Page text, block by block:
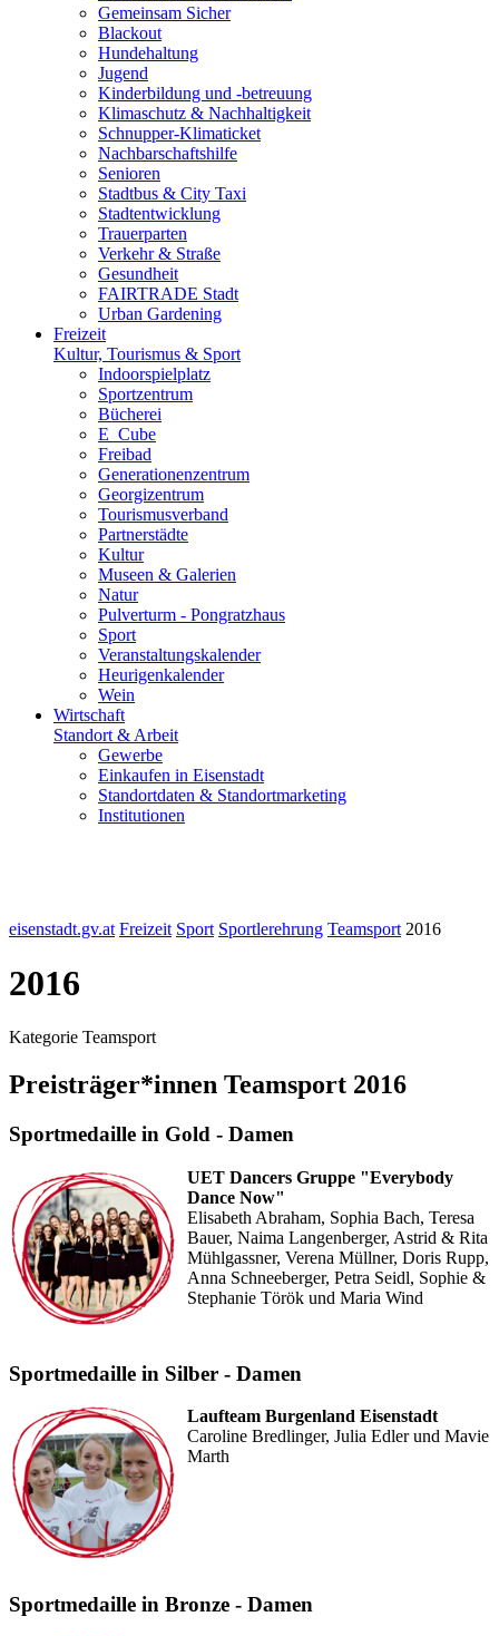
Gemeinsam Sicher
Blackout
Hundehaltung
Jugend
Kinderbildung und -betreuung
Klimaschutz & Nachhaltigkeit
Schnupper-Klimaticket
Nachbarschaftshilfe
Senioren
Stadtbus & City Taxi
Stadtentwicklung
Trauerparten
Verkehr & Straße
Gesundheit
FAIRTRADE Stadt
Urban Gardening
Freizeit
Kultur, Tourismus & Sport
Indoorspielplatz
Sportzentrum
Bücherei
E_Cube
Freibad
Generationenzentrum
Georgizentrum
Tourismusverband
Partnerstädte
Kultur
Museen & Galerien
Natur
Pulverturm - Pongratzhaus
Sport
Veranstaltungskalender
Heurigenkalender
Wein
Wirtschaft
Standort & Arbeit
Gewerbe
Einkaufen in Eisenstadt
Standortdaten & Standortmarketing
Institutionen
eisenstadt.gv.at Freizeit Sport Sportlerehrung Teamsport 2016
2016
Kategorie Teamsport
Preisträger*innen Teamsport 2016
Sportmedaille in Gold - Damen
UET Dancers Gruppe "Everybody
Dance Now"
Elisabeth Abraham, Sophia Bach, Teresa
Bauer, Naima Langenberger, Astrid & Rita
Mühlgassner, Verena Müllner, Doris Rupp,
Anna Schneeberger, Petra Seidl, Sophie &
Stephanie Török und Maria Wind
Sportmedaille in Silber - Damen
Laufteam Burgenland Eisenstadt
Caroline Bredlinger, Julia Edler und Mavie
Marth
Sportmedaille in Bronze - Damen